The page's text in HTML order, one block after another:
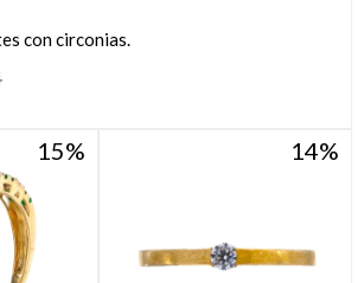
con circonias.
15 14